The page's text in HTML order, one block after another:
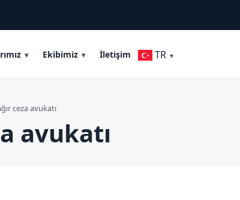
Ekibimiz İletişim TR
ceza avukatı
avukatı